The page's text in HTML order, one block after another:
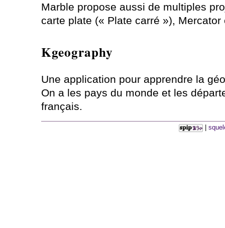
Marble propose aussi de multiples
carte plate (« Plate carré »), Mercator
Kgeography
Une application pour apprendre la
On a les pays du monde et les
français.